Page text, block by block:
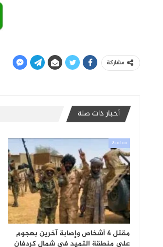
مشاركة
أخبار ذات صلة
سياسية
مقتل 4 أشخاص وإصابة آخرين بهجوم
على منطقة التميد في شمال كردفان